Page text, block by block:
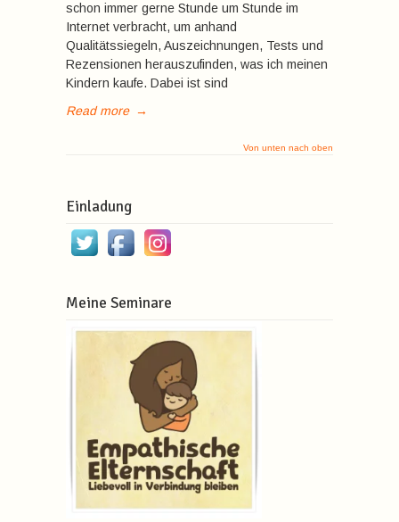
schon immer gerne Stunde um Stunde im
Internet verbracht, um anhand
Qualitätssiegeln, Auszeichnungen, Tests und
Rezensionen herauszufinden, was ich meinen
Kindern kaufe. Dabei ist sind
Read more →
Von unten nach oben
Einladung
Meine Seminare